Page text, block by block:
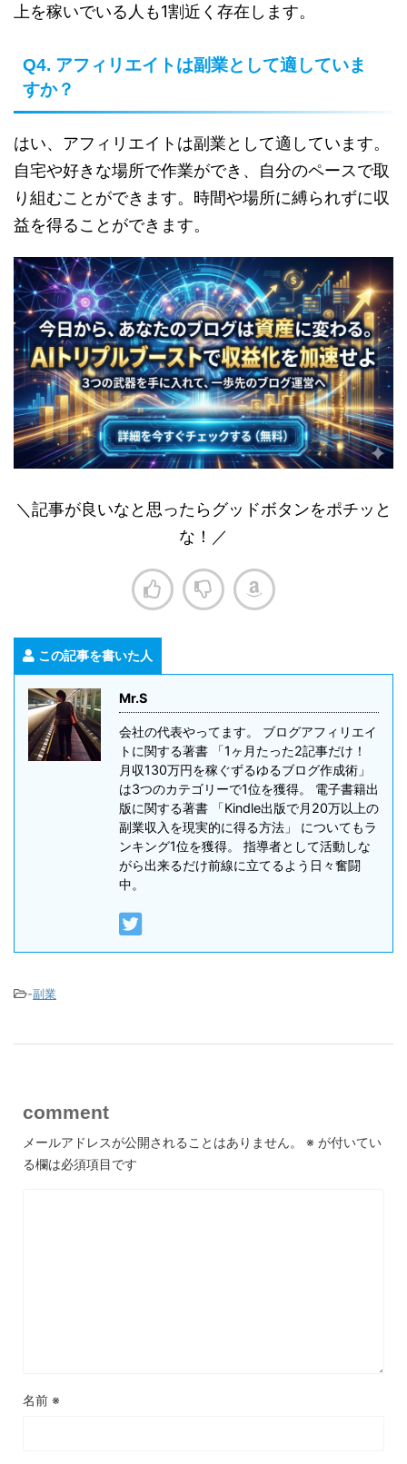
上を稼いでいる人も1割近く存在します。
Q4. アフィリエイトは副業として適していま
すか？
はい、アフィリエイトは副業として適しています。
自宅や好きな場所で作業ができ、自分のペースで取
り組むことができます。時間や場所に縛られずに収
益を得ることができます。
＼記事が良いなと思ったらグッドボタンをポチッと
な！／
この記事を書いた人
Mr.S
会社の代表やってます。 ブログアフィリエイ
トに関する著書 「1ヶ月たった2記事だけ！
月収130万円を稼ぐずるゆるブログ作成術」
は3つのカテゴリーで1位を獲得。 電子書籍出
版に関する著書 「Kindle出版で月20万以上の
副業収入を現実的に得る方法」 についてもラ
ンキング1位を獲得。 指導者として活動しな
がら出来るだけ前線に立てるよう日々奮闘
中。
-副業
comment
メールアドレスが公開されることはありません。 ※ が付いてい
る欄は必須項目です
名前 ※